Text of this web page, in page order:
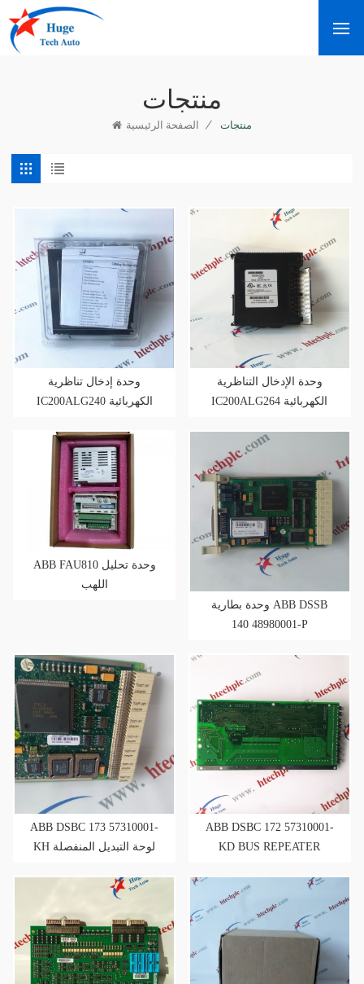
منتجات
الصفحة الرئيسية / منتجات
وحدة إدخال تناظرية
IC200ALG240 الكهربائية
معزولة
وحدة الإدخال التناظرية
IC200ALG264 الكهربائية
ABB FAU810 وحدة تحليل
اللهب
وحدة بطارية ABB DSSB
140 48980001-P
ABB DSBC 173 57310001-
KH لوحة التبديل المنفصلة
ABB DSBC 172 57310001-
KD BUS REPEATER